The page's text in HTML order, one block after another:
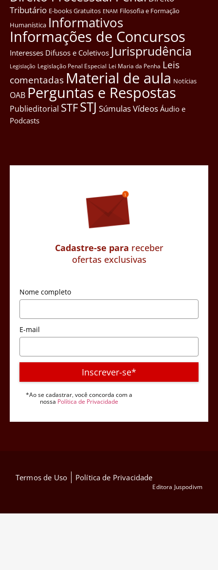
Tributário E-books Gratuitos ENAM Filosofia e Formação
Humanística Informativos
Informações de Concursos
Interesses Difusos e Coletivos Jurisprudência
Legislação Legislação Penal Especial Lei Maria da Penha Leis
comentadas Material de aula Notícias
OAB Perguntas e Respostas
Publieditorial STFSTJ SúmulasVídeos Áudio e
Podcasts
Cadastre-se para receber
ofertas exclusivas
Nome completo
E-mail
Inscrever-se*
*Ao se cadastrar, você concorda com a
nossa Política de Privacidade
Termos de Uso Política de Privacidade
Editora Juspodivm